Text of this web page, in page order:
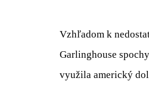
Vzhľadom k
Garlinghouse
využila americký